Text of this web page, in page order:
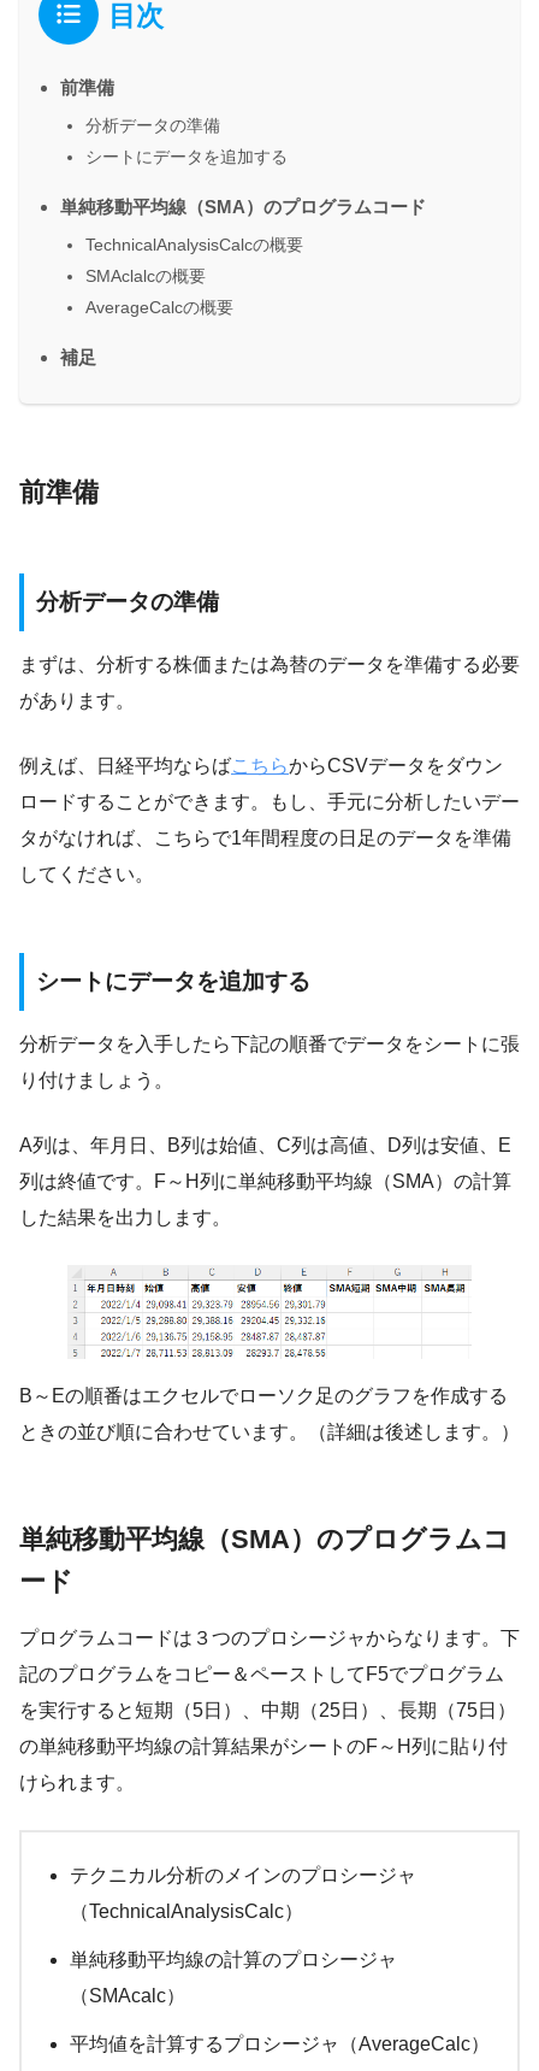
目次
前準備
分析データの準備
シートにデータを追加する
単純移動平均線（SMA）のプログラムコード
TechnicalAnalysisCalcの概要
SMAclalcの概要
AverageCalcの概要
補足
前準備
分析データの準備
まずは、分析する株価または為替のデータを準備する必要
があります。
例えば、日経平均ならばこちらからCSVデータをダウン
ロードすることができます。もし、手元に分析したいデー
タがなければ、こちらで1年間程度の日足のデータを準備
してください。
シートにデータを追加する
分析データを入手したら下記の順番でデータをシートに張
り付けましょう。
A列は、年月日、B列は始値、C列は高値、D列は安値、E
列は終値です。F～H列に単純移動平均線（SMA）の計算
した結果を出力します。
B～Eの順番はエクセルでローソク足のグラフを作成する
ときの並び順に合わせています。（詳細は後述します。）
単純移動平均線（SMA）のプログラムコ
ード
プログラムコードは３つのプロシージャからなります。下
記のプログラムをコピー＆ペーストしてF5でプログラム
を実行すると短期（5日）、中期（25日）、長期（75日）
の単純移動平均線の計算結果がシートのF～H列に貼り付
けられます。
テクニカル分析のメインのプロシージャ
（TechnicalAnalysisCalc）
単純移動平均線の計算のプロシージャ
（SMAcalc）
平均値を計算するプロシージャ（AverageCalc）